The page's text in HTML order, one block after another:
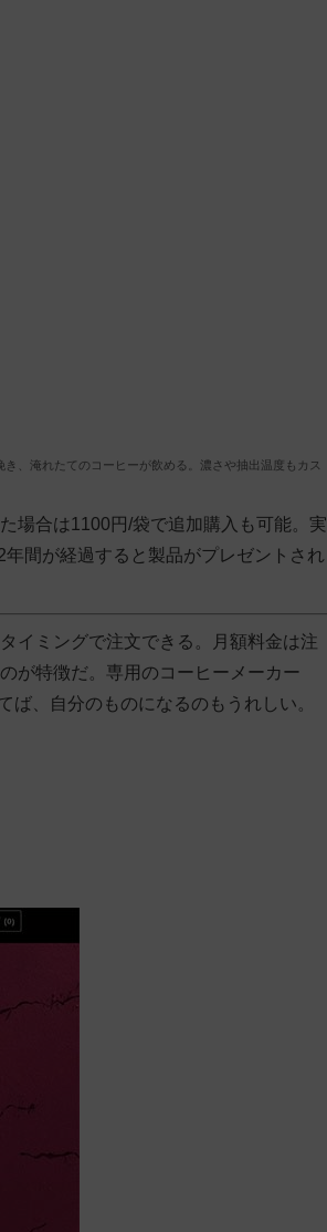
、淹れたてのコーヒーが飲める。濃さや抽出温度もカス
場合は1100円/袋で追加購入も可能。実
間が経過すると製品がプレゼントされ
イミングで注文できる。月額料金は注
が特徴だ。専用のコーヒーメーカー
、自分のものになるのもうれしい。